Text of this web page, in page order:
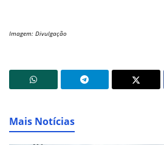
Imagem: Divulgação
Mais Notícias